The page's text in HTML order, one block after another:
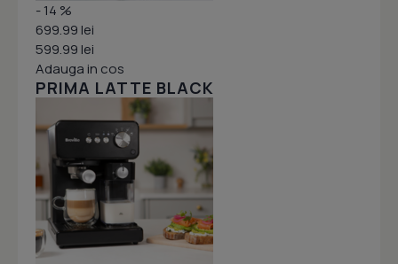
- 14 %
699.99 lei
599.99 lei
Adauga in cos
PRIMA LATTE BLACK